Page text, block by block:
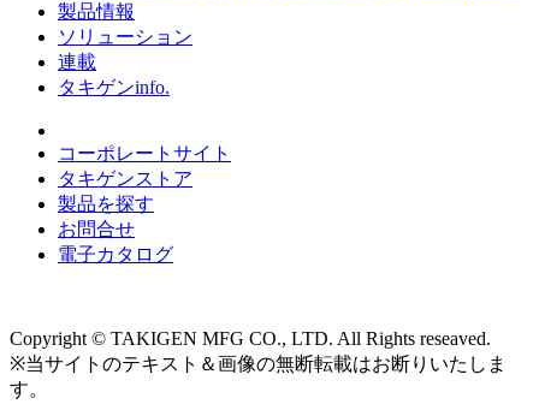
製品情報
ソリューション
連載
タキゲンinfo.
コーポレートサイト
タキゲンストア
製品を探す
お問合せ
電子カタログ
Copyright © TAKIGEN MFG CO., LTD. All Rights reseaved.
※当サイトのテキスト＆画像の無断転載はお断りいたしま
す。